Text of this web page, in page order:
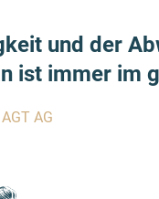
und der
ist immer im
AG